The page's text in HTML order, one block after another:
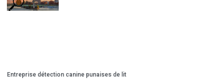
Entreprise détection canine punaises de lit